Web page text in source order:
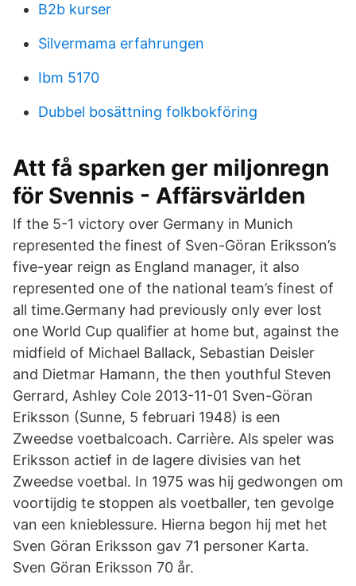
B2b kurser
Silvermama erfahrungen
Ibm 5170
Dubbel bosättning folkbokföring
Att få sparken ger miljonregn
för Svennis - Affärsvärlden
If the 5-1 victory over Germany in Munich
represented the finest of Sven-Göran Eriksson’s
five-year reign as England manager, it also
represented one of the national team’s finest of
all time.Germany had previously only ever lost
one World Cup qualifier at home but, against the
midfield of Michael Ballack, Sebastian Deisler
and Dietmar Hamann, the then youthful Steven
Gerrard, Ashley Cole 2013-11-01 Sven-Göran
Eriksson (Sunne, 5 februari 1948) is een
Zweedse voetbalcoach. Carrière. Als speler was
Eriksson actief in de lagere divisies van het
Zweedse voetbal. In 1975 was hij gedwongen om
voortijdig te stoppen als voetballer, ten gevolge
van een knieblessure. Hierna begon hij met het
Sven Göran Eriksson gav 71 personer Karta.
Sven Göran Eriksson 70 år.